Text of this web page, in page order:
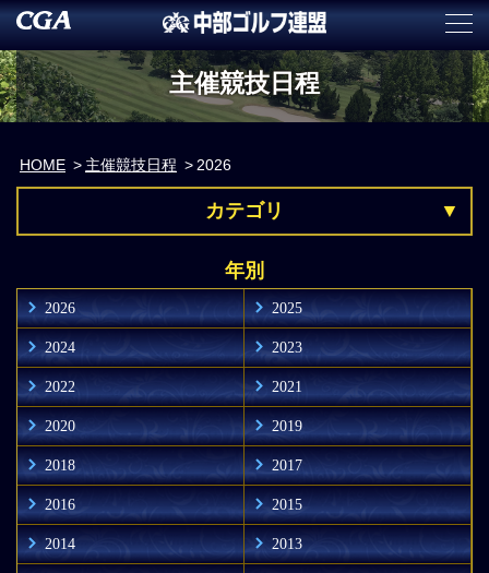
主催競技日程
HOME 主催競技日程 2026
カテゴリ
年別
2026 2025
2024 2023
2022 2021
2020 2019
2018 2017
2016 2015
2014 2013